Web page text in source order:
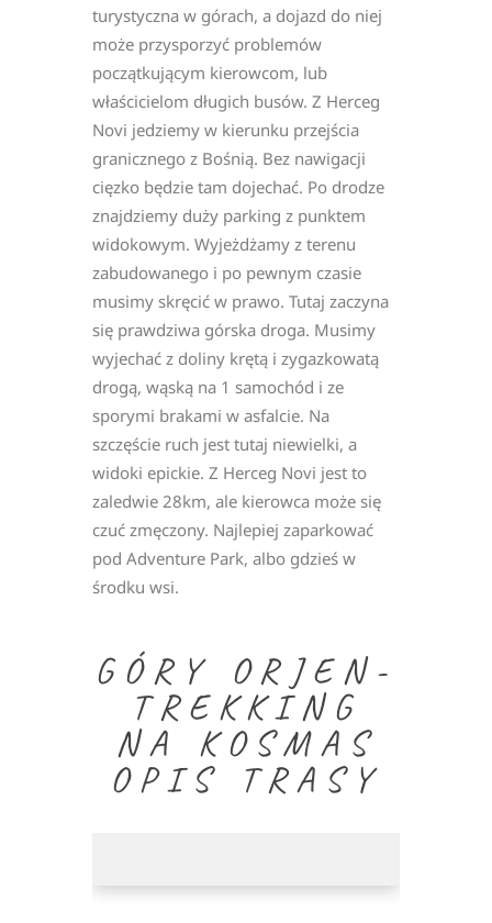
turystyczna w górach, a dojazd do niej
może przysporzyć problemów
początkującym kierowcom, lub
właścicielom długich busów. Z Herceg
Novi jedziemy w kierunku przejścia
granicznego z Bośnią. Bez nawigacji
cięzko będzie tam dojechać. Po drodze
znajdziemy duży parking z punktem
widokowym. Wyjeżdżamy z terenu
zabudowanego i po pewnym czasie
musimy skręcić w prawo. Tutaj zaczyna
się prawdziwa górska droga. Musimy
wyjechać z doliny krętą i zygazkowatą
drogą, wąską na 1 samochód i ze
sporymi brakami w asfalcie. Na
szczęście ruch jest tutaj niewielki, a
widoki epickie. Z Herceg Novi jest to
zaledwie 28km, ale kierowca może się
czuć zmęczony. Najlepiej zaparkować
pod Adventure Park, albo gdzieś w
środku wsi.
GÓRY ORJEN-
TREKKING
NA KOSMAS
OPIS TRASY